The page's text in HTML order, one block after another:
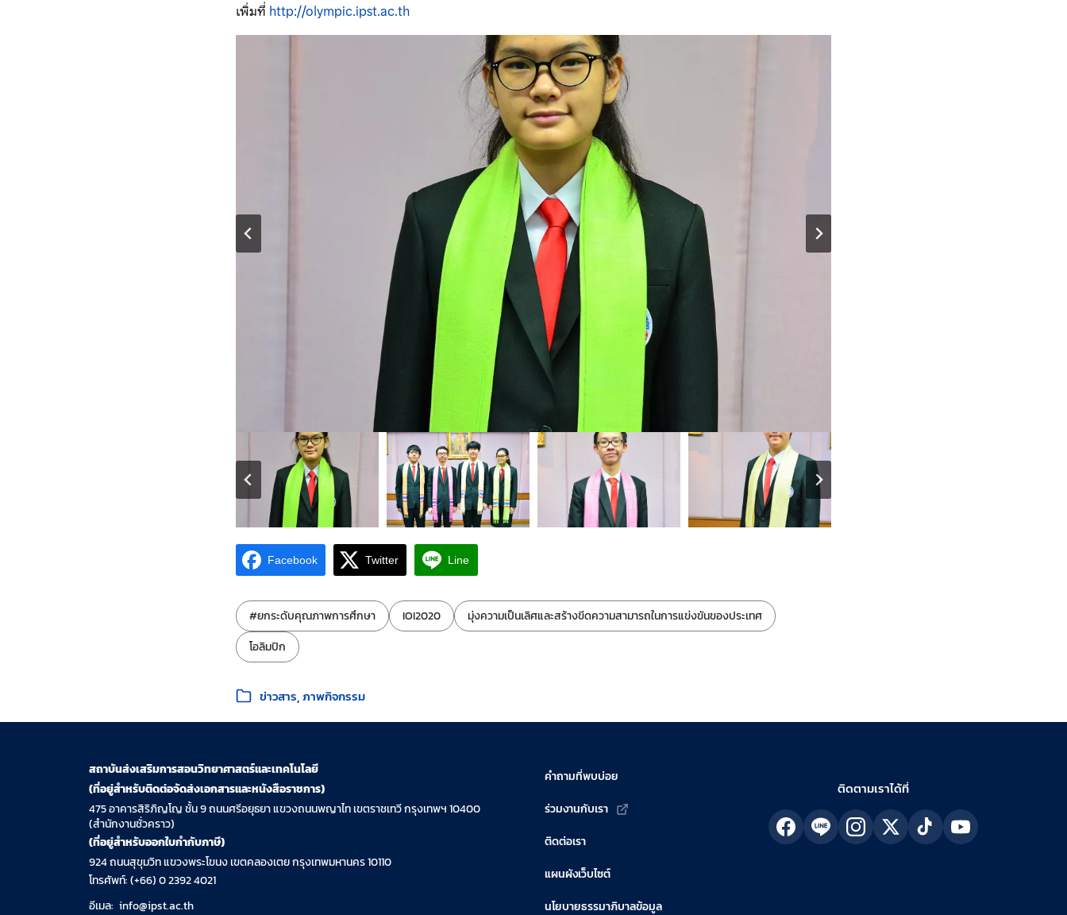
เพิ่มที่ http://olympic.ipst.ac.th
Facebook Twitter Line
ป้ายกำกับ:
#ยกระดับคุณภาพการศึกษา IOI2020
มุ่งความเป็นเลิศและสร้างขีดความสามารถในการแข่งขันของประเทศ
โอลิมปิก
หมวดหมู่:
ข่าวสาร ภาพกิจกรรม
สถาบันส่งเสริมการสอนวิทยาศาสตร์และเทคโนโลยี
(ที่อยู่สำหรับติดต่อจัดส่งเอกสารและหนังสือราชการ)
475 อาคารสิริภิญโญ ชั้น 9 ถนนศรีอยุธยา แขวงถนนพญาไท เขตราชเทวี กรุงเทพฯ 10400
(สำนักงานชั่วคราว)
(ที่อยู่สำหรับออกใบกำกับภาษี)
924 ถนนสุขุมวิท แขวงพระโขนง เขตคลองเตย กรุงเทพมหานคร 10110
โทรศัพท์: (+66) 0 2392 4021
อีเมล: info@ipst.ac.th
คำถามที่พบบ่อย
ร่วมงานกับเรา
ติดต่อเรา
แผนผังเว็บไซต์
นโยบายธรรมาภิบาลข้อมูล
ติดตามเราได้ที่